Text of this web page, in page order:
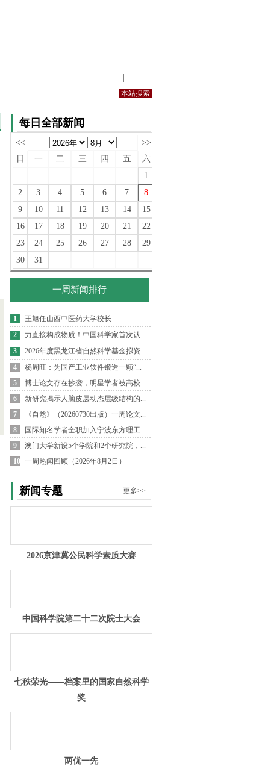
每日全部新闻
<<
>>
日
一 二 三 四 五
六
1
2
3 4 5 6 7
8
9
10 11 12 13 14
15
16
17 18 19 20 21
22
23
24 25 26 27 28
29
30
31
一周新闻排行
1
王旭任山西中医药大学校长
2
力直接构成物质！中国科学家首次认...
3
2026年度黑龙江省自然科学基金拟资...
4
杨周旺：为国产工业软件锻造一颗“...
5
博士论文存在抄袭，明星学者被高校...
6
新研究揭示人脑皮层动态层级结构的...
7
《自然》（20260730出版）一周论文...
8
国际知名学者全职加入宁波东方理工...
9
澳门大学新设5个学院和2个研究院，...
10 一周热闻回顾（2026年8月2日）
新闻专题 更多>>
2026京津冀公民科学素质大赛
中国科学院第二十二次院士大会
七秩荣光——档案里的国家自然科学
奖
两优一先